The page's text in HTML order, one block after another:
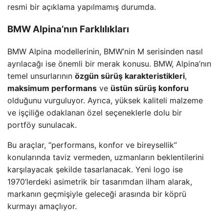
resmi bir açıklama yapılmamış durumda.
BMW Alpina’nın Farklılıkları
BMW Alpina modellerinin, BMW’nin M serisinden nasıl
ayrılacağı ise önemli bir merak konusu. BMW, Alpina’nın
temel unsurlarının özgün sürüş karakteristikleri,
maksimum performans ve üstün sürüş konforu
olduğunu vurguluyor. Ayrıca, yüksek kaliteli malzeme
ve işçiliğe odaklanan özel seçeneklerle dolu bir
portföy sunulacak.
Bu araçlar, “performans, konfor ve bireysellik”
konularında taviz vermeden, uzmanların beklentilerini
karşılayacak şekilde tasarlanacak. Yeni logo ise
1970’lerdeki asimetrik bir tasarımdan ilham alarak,
markanın geçmişiyle geleceği arasında bir köprü
kurmayı amaçlıyor.